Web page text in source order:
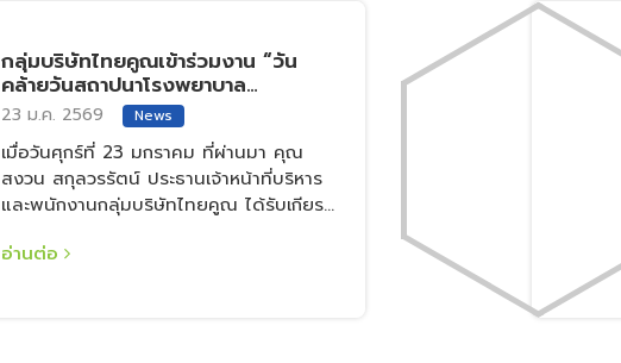
กลุ่มบริษัทไทยคูณเข้าร่วมงาน “วัน
คล้ายวันสถาปนาโรงพยาบาล
พระจอมเกล้าเจ้าคุณทหาร ครบรอบ 5
ปี” ประจำปี 2569 ณ โถงชั้น G อาคาร
โรงพยาบาลพระจอมเกล้าเจ้าคุณทหาร
สถาบันเทคโนโลยีพระจอมเกล้าเจ้าคุณ
ทหารลาดกระบัง
23 ม.ค. 2569 News
เมื่อวันศุกร์ที่ 23 มกราคม ที่ผ่านมา คุณ
สงวน สกุลวรรัตน์ ประธานเจ้าหน้าที่บริหาร
และพนักงานกลุ่มบริษัทไทยคูณ ได้รับเกียรติ
อธิการบดี สถาบันเทคโนโลยีพระจอมเกล้าเจ้า
อ่านต่อ